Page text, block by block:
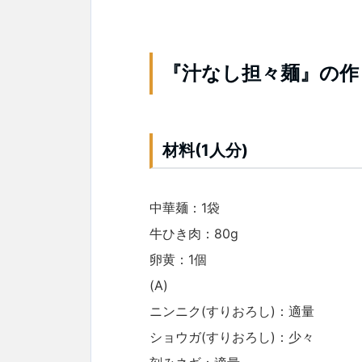
『汁なし担々麺』の
材料(1人分)
中華麺：1袋
牛ひき肉：80g
卵黄：1個
(A)
ニンニク(すりおろし)：適量
ショウガ(すりおろし)：少々